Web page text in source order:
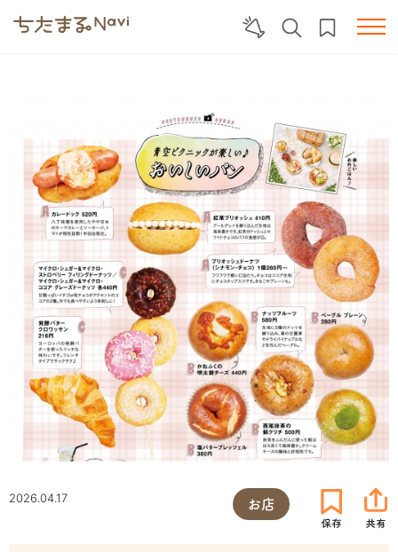
2026.04.17 お店